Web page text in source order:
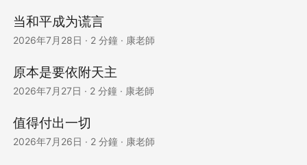
当和平成为谎言
2026年7月28日 · 2 分鐘 · 康老師
原本是要依附天主
2026年7月27日 · 2 分鐘 · 康老師
值得付出一切
2026年7月26日 · 2 分鐘 · 康老師